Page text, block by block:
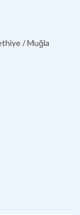
/ Muğla